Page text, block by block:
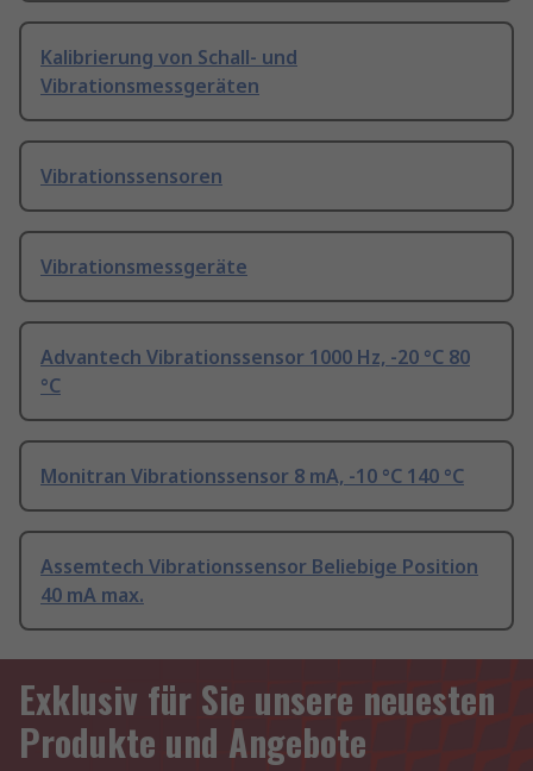
Kalibrierung von Schall- und
Vibrationsmessgeräten
Vibrationssensoren
Vibrationsmessgeräte
Advantech Vibrationssensor 1000 Hz, -20 °C 80
°C
Monitran Vibrationssensor 8 mA, -10 °C 140 °C
Assemtech Vibrationssensor Beliebige Position
40 mA max.
Exklusiv für Sie unsere neuesten
Produkte und Angebote